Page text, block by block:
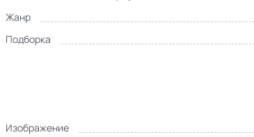
Жанр
Подборка
Изображение